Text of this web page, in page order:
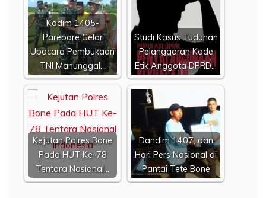
Kodim 1405-
Parepare Gelar
Upacara Pembukaan
TNI Manunggal…
Studi Kasus Tuduhan
Pelanggaran Kode
Etik Anggota DPRD…
Kejutan Polres Bone
Pada HUT Ke-78
Tentara Nasional…
Dandim 1407, dan
Hari Pers Nasional di
Pantai Tete Bone